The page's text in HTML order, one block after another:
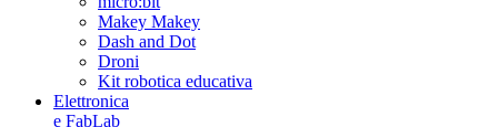
Makey Makey
Dash and Dot
Droni
Kit robotica educativa
Elettronica
e FabLab